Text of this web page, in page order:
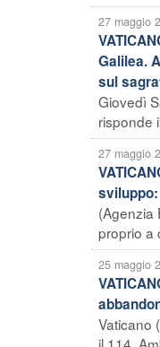
27 maggio
Galilea.
sul
Giovedì
risponde
27 maggio
sviluppo:
(Agenzia
proprio a
25 maggio
Vaticano